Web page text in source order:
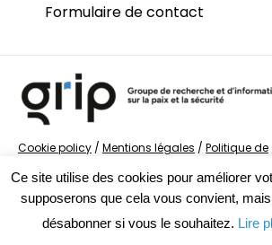
Formulaire de contact
Cookie policy / Mentions légales / Politique de
la Sécurité
Ce site utilise des cookies pour améliorer
supposerons que cela vous convient,
désabonner si vous le souhaitez. Lire